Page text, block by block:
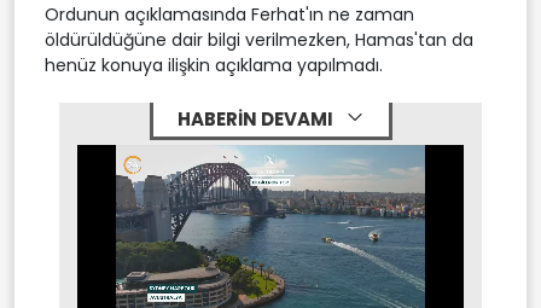
Ordunun açıklamasında Ferhat'ın ne zaman
öldürüldüğüne dair bilgi verilmezken, Hamas'tan da
henüz konuya ilişkin açıklama yapılmadı.
HABERİN DEVAMI